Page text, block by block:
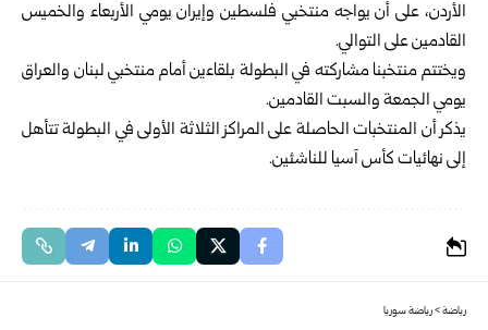
الأردن، على أن يواجه منتخبي فلسطين وإيران ‏يومي الأربعاء والخميس
القادمين على التوالي.
ويختتم منتخبنا مشاركته في البطولة بلقاءين أمام منتخبي لبنان والعراق
يومي الجمعة والسبت القادمين.
يذكر أن المنتخبات الحاصلة على المراكز الثلاثة الأولى في البطولة تتأهل
إلى نهائيات كأس آسيا للناشئين.
رياضة>رياضة سوريا